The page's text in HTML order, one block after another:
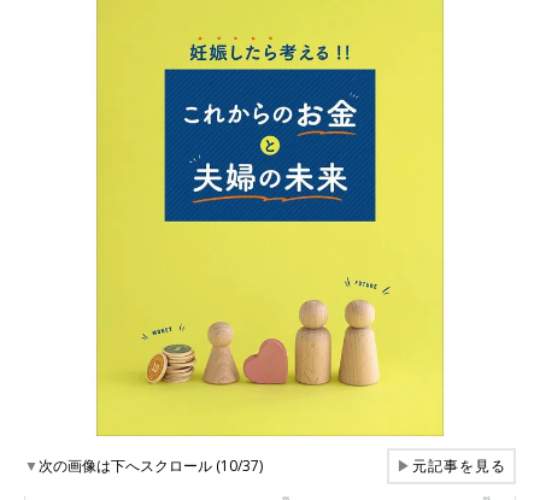
▼次の画像は下へスクロール (10/37) ▶元記事を見る